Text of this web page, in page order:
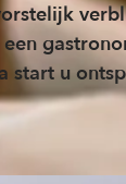
start u